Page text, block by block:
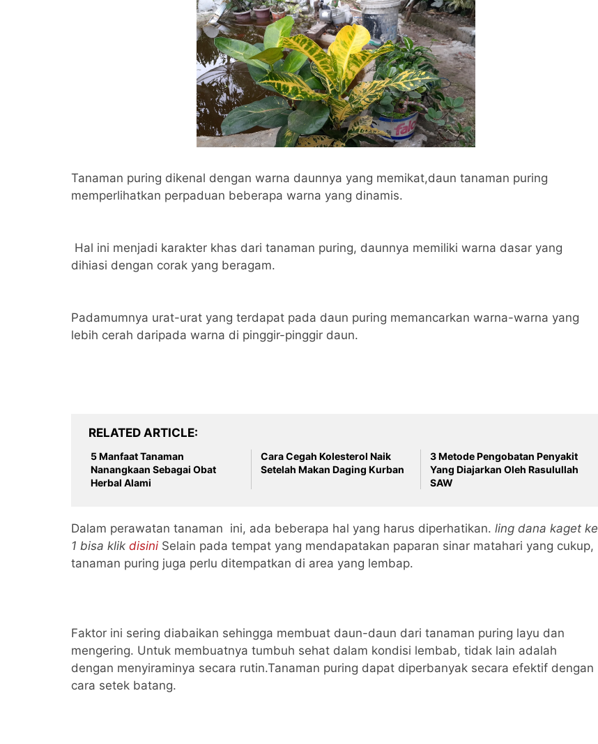
Tanaman puring dikenal dengan warna daunnya yang memikat,daun tanaman puring
memperlihatkan perpaduan beberapa warna yang dinamis.
Hal ini menjadi karakter khas dari tanaman puring, daunnya memiliki warna dasar yang
dihiasi dengan corak yang beragam.
Padamumnya urat-urat yang terdapat pada daun puring memancarkan warna-warna yang
lebih cerah daripada warna di pinggir-pinggir daun.
RELATED ARTICLE
5 Manfaat Tanaman
Nanangkaan Sebagai Obat
Herbal Alami
Cara Cegah Kolesterol Naik
Setelah Makan Daging Kurban
3 Metode Pengobatan Penyakit
Yang Diajarkan Oleh Rasulullah
SAW
Dalam perawatan tanaman ini, ada beberapa hal yang harus diperhatikan. ling dana kaget ke
1 bisa klik disini Selain pada tempat yang mendapatakan paparan sinar matahari yang cukup,
tanaman puring juga perlu ditempatkan di area yang lembap.
Faktor ini sering diabaikan sehingga membuat daun-daun dari tanaman puring layu dan
mengering. Untuk membuatnya tumbuh sehat dalam kondisi lembab, tidak lain adalah
dengan menyiraminya secara rutin.Tanaman puring dapat diperbanyak secara efektif dengan
cara setek batang.